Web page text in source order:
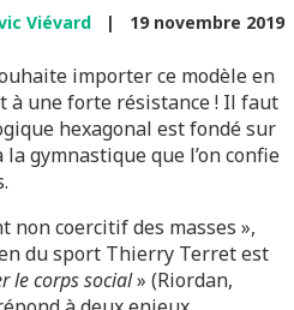
Viévard | 19 novembre 2019
importer ce modèle en
à une forte résistance ! Il faut
hexagonal est fondé sur
la gymnastique que l’on confie
non coercitif des masses »,
du sport Thierry Terret est
le corps social» (Riordan,